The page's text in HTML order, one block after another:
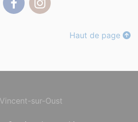
Haut de page
sur-Oust